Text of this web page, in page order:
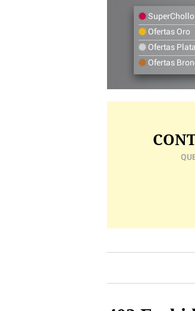
Ofertas Oro
Ofertas Plata
Ofertas